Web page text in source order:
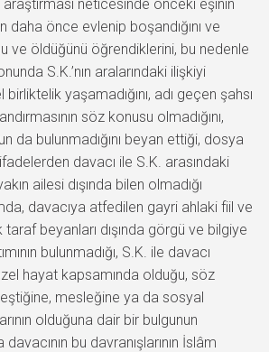
neticesinde önceki eşinin
daha önce evlenip boşandığını ve
ve öldüğünü öğrendiklerini, bu nedenle
S.K.’nın aralarındaki ilişkiyi
yaşamadığını, adı geçen şahsı
söz konusu olmadığını,
da bulunmadığını beyan ettiği, dosya
davacı ile S.K. arasındaki
ailesi dışında bilen olmadığı
davacıya atfedilen gayri ahlaki fiil ve
beyanları dışında görgü ve bilgiye
bulunmadığı, S.K. ile davacı
hayat kapsamında olduğu, söz
mesleğine ya da sosyal
olduğuna dair bir bulgunun
davacının bu davranışlarının İslâm